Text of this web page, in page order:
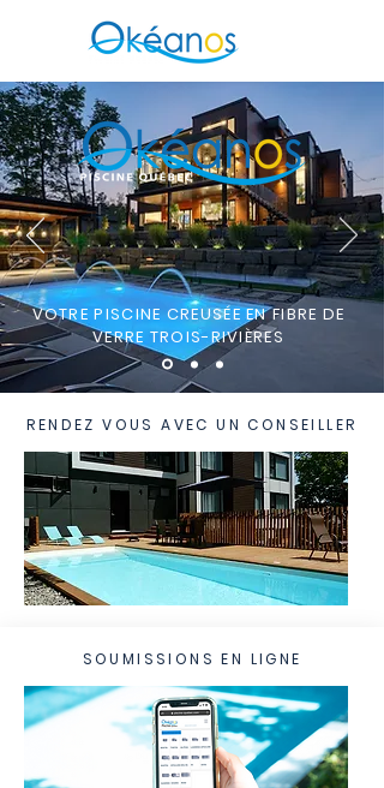
VOTRE PISCINE CREUSÉE EN FIBRE DE
VERRE TROIS-RIVIÈRES
RENDEZ VOUS AVEC UN CONSEILLER
SOUMISSIONS EN LIGNE